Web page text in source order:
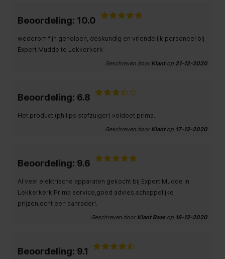
Beoordeling: 10.0
wederom fijn geholpen, deskundig en vriendelijk personeel bij
Expert Mudde te Lekkerkerk
Geschreven door Klantop 21-12-2020
Beoordeling: 6.8
Het product (philips stofzuiger) voldoet prima.
Geschreven door Klantop 17-12-2020
Beoordeling: 9.6
Al veel elektrische apparaten gekocht bij Expert Mudde in
Lekkerkerk.Prima service,goed advies,schappelijke
prijzen,echt een aanrader!.
Geschreven door Klant Baasop 16-12-2020
Beoordeling: 9.1